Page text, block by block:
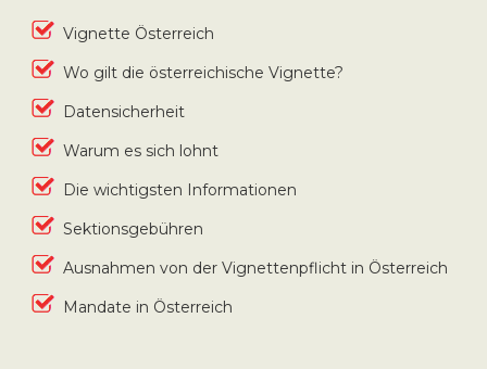
Vignette Österreich
Wo gilt die österreichische Vignette?
Datensicherheit
Warum es sich lohnt
Die wichtigsten Informationen
Sektionsgebühren
Ausnahmen von der Vignettenpflicht in Österreich
Mandate in Österreich